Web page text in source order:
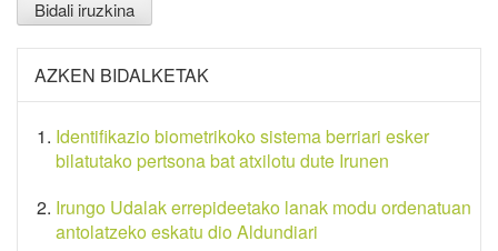
AZKEN BIDALKETAK
Identifikazio biometrikoko sistema berriari esker
bilatutako pertsona bat atxilotu dute Irunen
Irungo Udalak errepideetako lanak modu ordenatuan
antolatzeko eskatu dio Aldundiari